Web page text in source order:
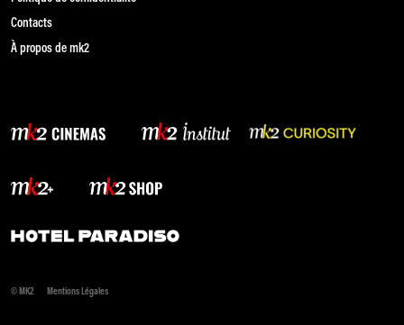
Contacts
À propos de mk2
© MK2 Mentions Légales